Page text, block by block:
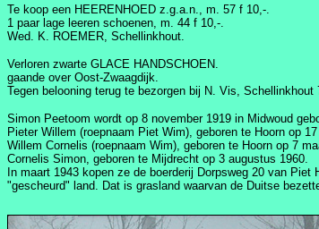
Te koop een HEERENHOED z.g.a.n., m. 57 f 10,-.
1 paar lage leeren schoenen, m. 44 f 10,-.
Wed. K. ROEMER, Schellinkhout.
Verloren zwarte GLACE HANDSCHOEN.
gaande over Oost-Zwaagdijk.
Tegen belooning terug te bezorgen bij N. Vis, Schellinkhout
Simon Peetoom wordt op 8 november 1919 in Midwoud
Pieter Willem (roepnaam Piet Wim), geboren te Hoorn op
Willem Cornelis (roepnaam Wim), geboren te Hoorn op 7
Cornelis Simon, geboren te Mijdrecht op 3 augustus 1960.
In maart 1943 kopen ze de boerderij Dorpsweg 20 van
"gescheurd" land. Dat is grasland waarvan de Duitse